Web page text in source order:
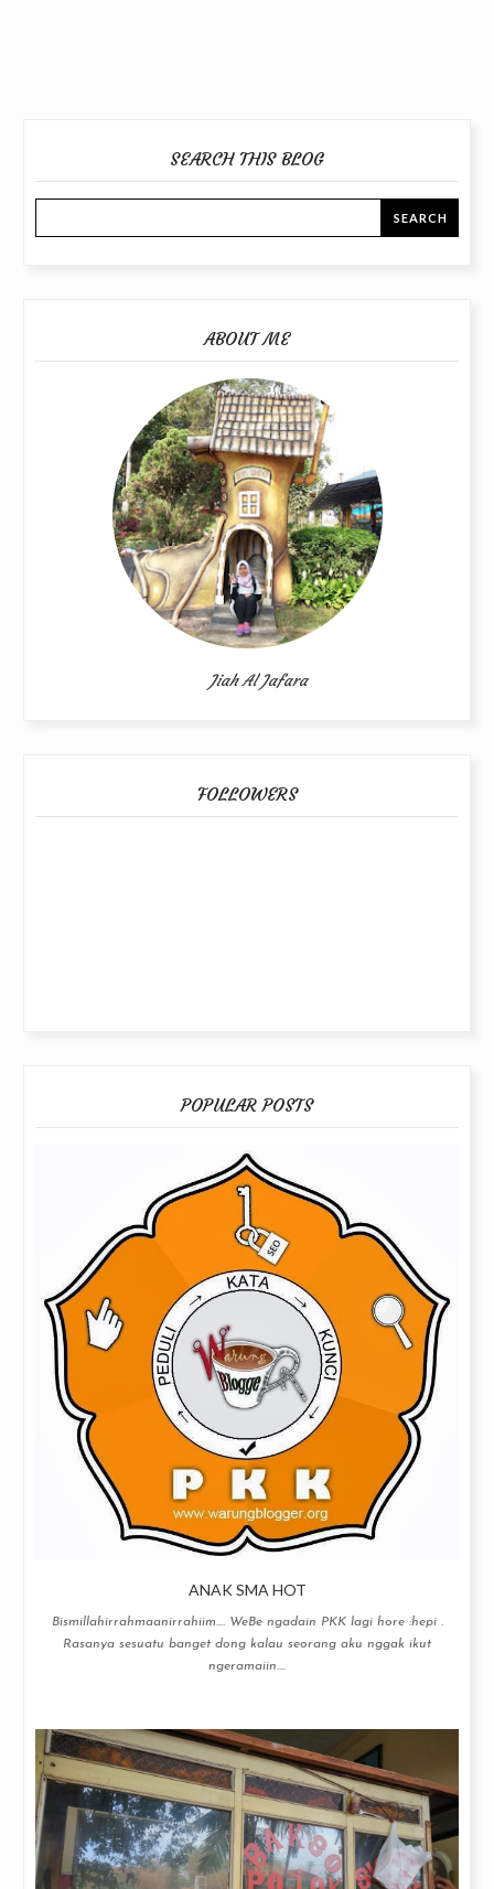
SEARCH THIS BLOG
ABOUT ME
Jiah Al Jafara
FOLLOWERS
POPULAR POSTS
ANAK SMA HOT
Bismillahirrahmaanirrahiim…. WeBe ngadain PKK lagi hore :hepi .
Rasanya sesuatu banget dong kalau seorang aku nggak ikut
ngeramaiin....